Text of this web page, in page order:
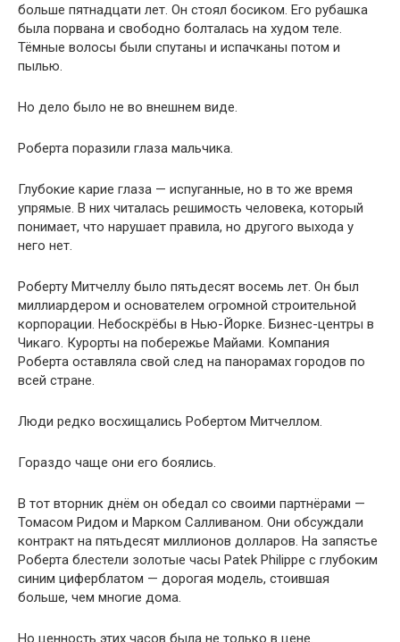
больше пятнадцати лет. Он стоял босиком. Его рубашка
была порвана и свободно болталась на худом теле.
Тёмные волосы были спутаны и испачканы потом и
пылью.
Но дело было не во внешнем виде.
Роберта поразили глаза мальчика.
Глубокие карие глаза — испуганные, но в то же время
упрямые. В них читалась решимость человека, который
понимает, что нарушает правила, но другого выхода у
него нет.
Роберту Митчеллу было пятьдесят восемь лет. Он был
миллиардером и основателем огромной строительной
корпорации. Небоскрёбы в Нью-Йорке. Бизнес-центры в
Чикаго. Курорты на побережье Майами. Компания
Роберта оставляла свой след на панорамах городов по
всей стране.
Люди редко восхищались Робертом Митчеллом.
Гораздо чаще они его боялись.
В тот вторник днём он обедал со своими партнёрами —
Томасом Ридом и Марком Салливаном. Они обсуждали
контракт на пятьдесят миллионов долларов. На запястье
Роберта блестели золотые часы Patek Philippe с глубоким
синим циферблатом — дорогая модель, стоившая
больше, чем многие дома.
Но ценность этих часов была не только в цене.